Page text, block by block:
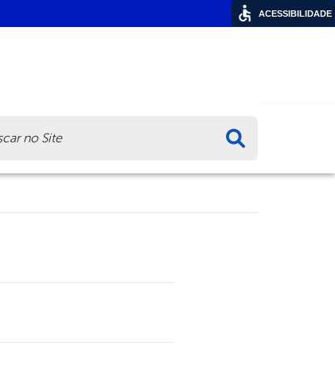
ACESSIBILIDADE